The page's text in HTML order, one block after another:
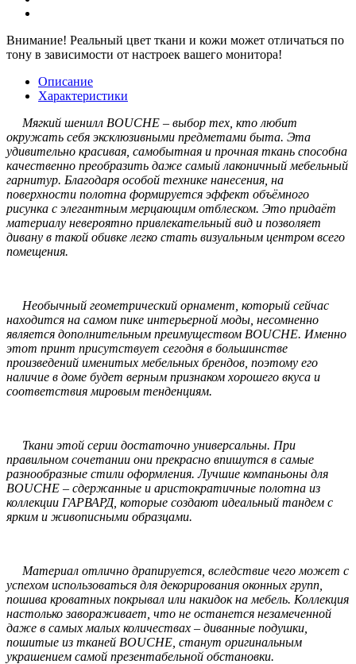
Внимание! Реальный цвет ткани и кожи может отличаться по
тону в зависимости от настроек вашего монитора!
Описание
Характеристики
Мягкий шенилл BOUCHE – выбор тех, кто любит
окружать себя эксклюзивными предметами быта. Эта
удивительно красивая, самобытная и прочная ткань способна
качественно преобразить даже самый лаконичный мебельный
гарнитур. Благодаря особой технике нанесения, на
поверхности полотна формируется эффект объёмного
рисунка с элегантным мерцающим отблеском. Это придаёт
материалу невероятно привлекательный вид и позволяет
дивану в такой обивке легко стать визуальным центром всего
помещения.
Необычный геометрический орнамент, который сейчас
находится на самом пике интерьерной моды, несомненно
является дополнительным преимуществом BOUCHE. Именно
этот принт присутствует сегодня в большинстве
произведений именитых мебельных брендов, поэтому его
наличие в доме будет верным признаком хорошего вкуса и
соответствия мировым тенденциям.
Ткани этой серии достаточно универсальны. При
правильном сочетании они прекрасно впишутся в самые
разнообразные стили оформления. Лучшие компаньоны для
BOUCHE – сдержанные и аристократичные полотна из
коллекции ГАРВАРД, которые создают идеальный тандем с
ярким и живописными образцами.
Материал отлично драпируется, вследствие чего может с
успехом использоваться для декорирования оконных групп,
пошива кроватных покрывал или накидок на мебель. Коллекция
настолько завораживает, что не останется незамеченной
даже в самых малых количествах – диванные подушки,
пошитые из тканей BOUCHE, станут оригинальным
украшением самой презентабельной обстановки.